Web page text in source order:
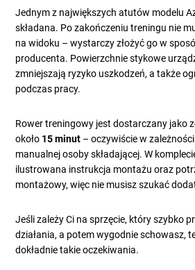
Jednym z największych atutów modelu
składana. Po zakończeniu treningu nie
na widoku – wystarczy złożyć go w
producenta. Powierzchnie stykowe
zmniejszają ryzyko uszkodzeń, a także
podczas pracy.
Rower treningowy jest dostarczany jako
około 15 minut – oczywiście w
manualnej osoby składającej. W
ilustrowana instrukcja montażu oraz
montażowy, więc nie musisz szukać
Jeśli zależy Ci na sprzęcie, który szybko
działania, a potem wygodnie schowasz,
dokładnie takie oczekiwania.